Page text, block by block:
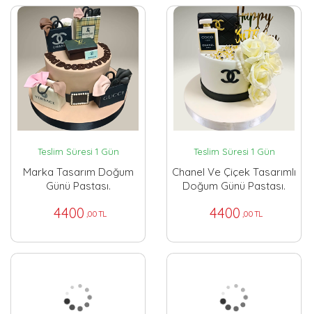
Teslim Süresi 1 Gün
Marka Tasarım Doğum
Günü Pastası.
4400 ,00 TL
Teslim Süresi 1 Gün
Chanel Ve Çiçek Tasarımlı
Doğum Günü Pastası.
4400 ,00 TL